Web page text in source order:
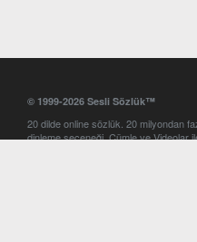
© 1999-2026 Sesli Sözlük™
20 dilde online sözlük. 20 milyondan
dinleme seçeneği. Cümle ve Videolar